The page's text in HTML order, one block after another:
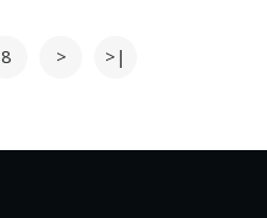
8 > >|